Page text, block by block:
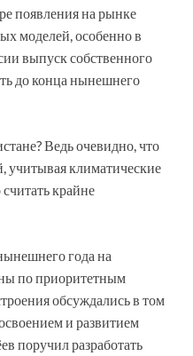
появления на рынке
моделей, особенно в
выпуск собственного
до конца нынешнего
Ведь очевидно, что
учитывая климатические
крайне
года на
по приоритетным
обсуждались в том
и развитием
поручил разработать